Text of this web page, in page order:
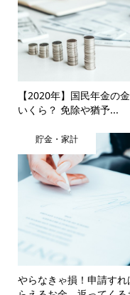
【2020年】国民年金の
いくら？ 免除や猶予...
貯金・家計
やらなきゃ損！申請すれ